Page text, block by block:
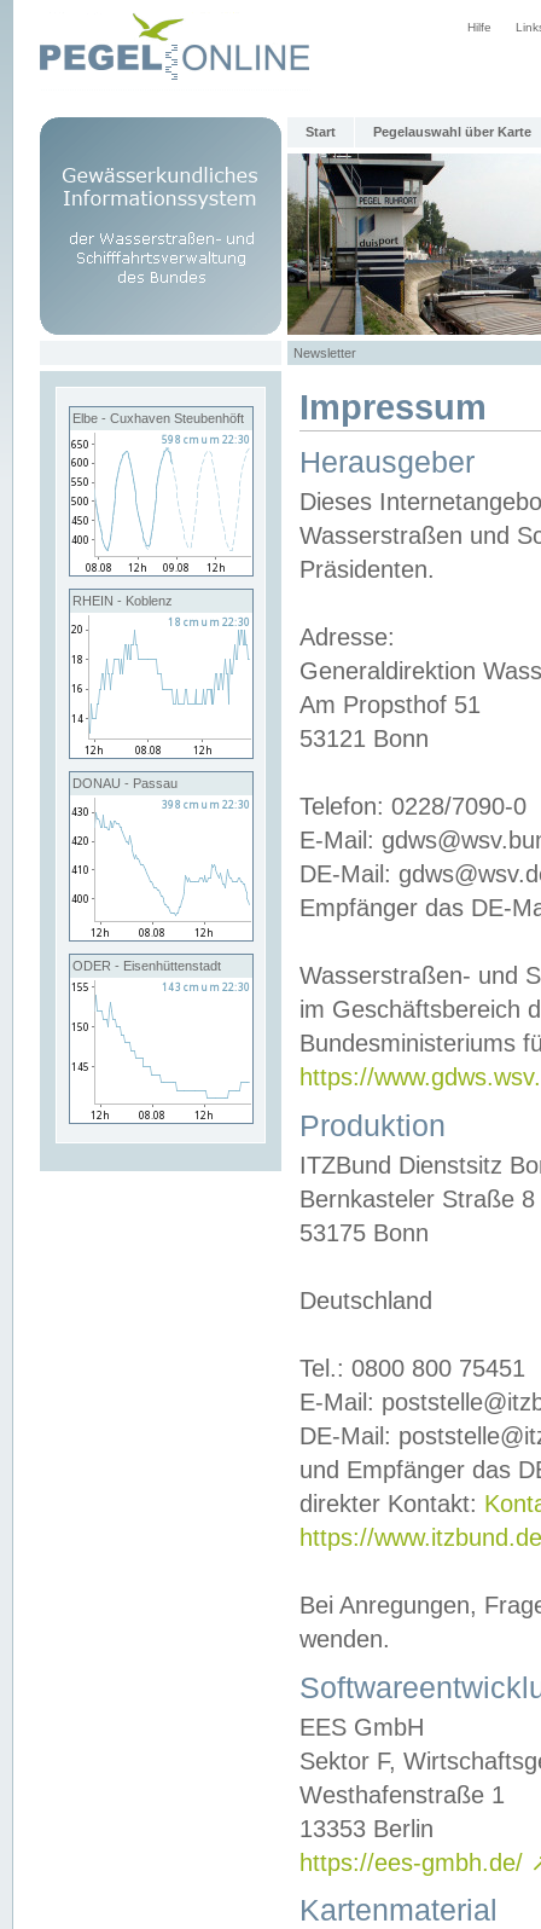
Hilfe
Start Pegelauswahl über Karte
Newsletter
Elbe - Cuxhaven Steubenhöft
RHEIN - Koblenz
DONAU - Passau
ODER - Eisenhüttenstadt
Impressum
Herausgeber
Dieses
Wasserstraßen und
Präsidenten.
Adresse:
Generaldirektion
Am Propsthof 51
53121 Bonn
Telefon: 0228/7090-0
E-Mail:
DE-Mail:
Empfänger das DE-
Wasserstraßen- und
im Geschäftsbereich
Bundesministeriums
https://
Produktion
ITZBund Dienstsitz
Bernkasteler Straße 8
53175 Bonn
Deutschland
Tel.: 0800 800 75451
E-Mail:
DE-Mail:
und Empfänger das
direkter Kontakt:
https://
Bei Anregungen,
wenden.
EES GmbH
Sektor F,
Westhafenstraße 1
13353 Berlin
https://ees-gmbh.de/
Kartenmaterial